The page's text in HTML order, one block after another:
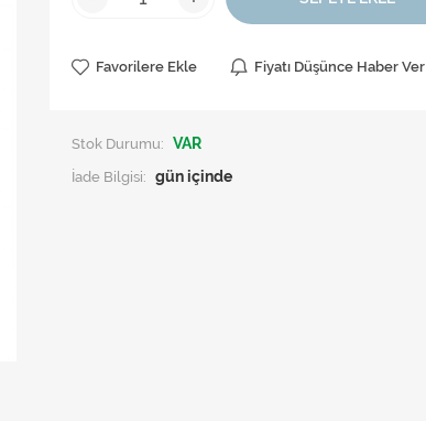
Favorilere Ekle Fiyatı Düşünce Haber Ver
Stok Durumu: VAR
İade Bilgisi: